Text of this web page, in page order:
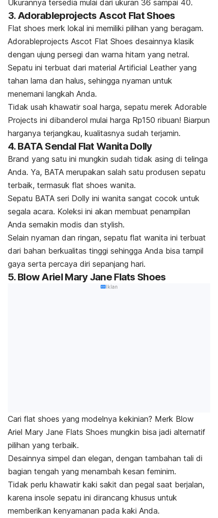
Ukurannya tersedia mulai dari ukuran 36 sampai 40.
3. Adorableprojects Ascot Flat Shoes
Flat shoes merk lokal ini memiliki pilihan yang beragam.
Adorableprojects Ascot Flat Shoes desainnya klasik
dengan ujung persegi dan warna hitam yang netral.
Sepatu ini terbuat dari material Artificial Leather yang
tahan lama dan halus, sehingga nyaman untuk
menemani langkah Anda.
Tidak usah khawatir soal harga, sepatu merek Adorable
Projects ini dibanderol mulai harga Rp150 ribuan! Biarpun
harganya terjangkau, kualitasnya sudah terjamin.
4. BATA Sendal Flat Wanita Dolly
Brand yang satu ini mungkin sudah tidak asing di telinga
Anda. Ya, BATA merupakan salah satu produsen sepatu
terbaik, termasuk flat shoes wanita.
Sepatu BATA seri Dolly ini wanita sangat cocok untuk
segala acara. Koleksi ini akan membuat penampilan
Anda semakin modis dan stylish.
Selain nyaman dan ringan, sepatu flat wanita ini terbuat
dari bahan berkualitas tinggi sehingga Anda bisa tampil
gaya serta percaya diri sepanjang hari.
5. Blow Ariel Mary Jane Flats Shoes
Iklan
Cari flat shoes yang modelnya kekinian? Merk Blow
Ariel Mary Jane Flats Shoes mungkin bisa jadi alternatif
pilihan yang terbaik.
Desainnya simpel dan elegan, dengan tambahan tali di
bagian tengah yang menambah kesan feminim.
Tidak perlu khawatir kaki sakit dan pegal saat berjalan,
karena insole sepatu ini dirancang khusus untuk
memberikan kenyamanan pada kaki Anda.